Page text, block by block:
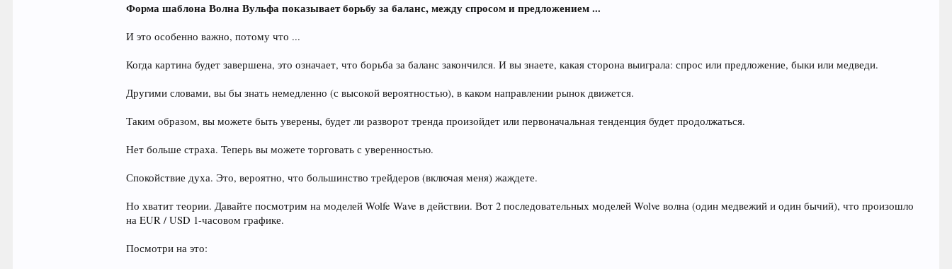
Форма шаблона Волна Вульфа показывает борьбу за баланс, между спросом и предложением ...
И это особенно важно, потому что ...
Когда картина будет завершена, это означает, что борьба за баланс закончился. И вы знаете, какая сторона выиграла: спрос или предложение, быки или медведи.
Другими словами, вы бы знать немедленно (с высокой вероятностью), в каком направлении рынок движется.
Таким образом, вы можете быть уверены, будет ли разворот тренда произойдет или первоначальная тенденция будет продолжаться.
Нет больше страха. Теперь вы можете торговать с уверенностью.
Спокойствие духа. Это, вероятно, что большинство трейдеров (включая меня) жаждете.
Но хватит теории. Давайте посмотрим на моделей Wolfe Wave в действии. Вот 2 последовательных моделей Wolve волна (один медвежий и один бычий), что произошло
на EUR / USD 1-часовом графике.
Посмотри на это: